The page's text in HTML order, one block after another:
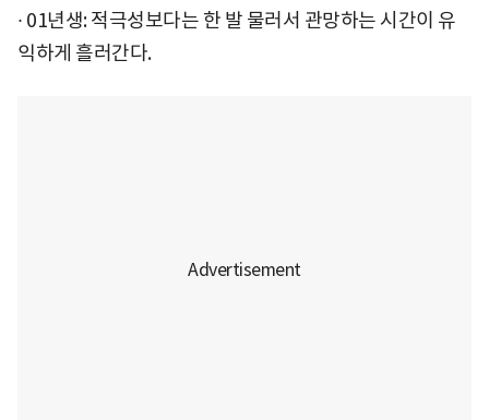
∙ 01년생: 적극성보다는 한 발 물러서 관망하는 시간이 유
익하게 흘러간다.